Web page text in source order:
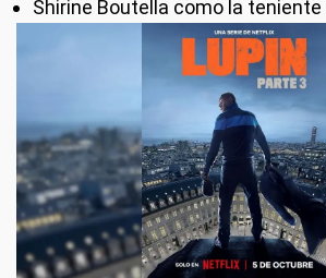
Shirine Boutella como la